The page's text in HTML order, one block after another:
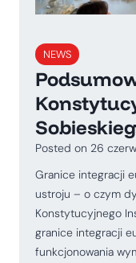
NEWS
Posted on 26
Granice integracji
ustroju – o czym
Konstytucyjnego
granice integracji
funkcjonowania